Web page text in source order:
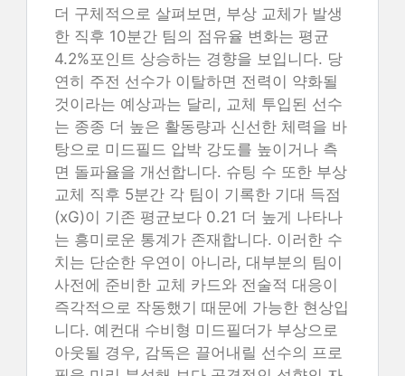
더 구체적으로 살펴보면, 부상 교체가 발생
한 직후 10분간 팀의 점유율 변화는 평균
4.2%포인트 상승하는 경향을 보입니다. 당
연히 주전 선수가 이탈하면 전력이 약화될
것이라는 예상과는 달리, 교체 투입된 선수
는 종종 더 높은 활동량과 신선한 체력을 바
탕으로 미드필드 압박 강도를 높이거나 측
면 돌파율을 개선합니다. 슈팅 수 또한 부상
교체 직후 5분간 각 팀이 기록한 기대 득점
(xG)이 기존 평균보다 0.21 더 높게 나타나
는 흥미로운 통계가 존재합니다. 이러한 수
치는 단순한 우연이 아니라, 대부분의 팀이
사전에 준비한 교체 카드와 전술적 대응이
즉각적으로 작동했기 때문에 가능한 현상입
니다. 예컨대 수비형 미드필더가 부상으로
아웃될 경우, 감독은 끌어내릴 선수의 프로